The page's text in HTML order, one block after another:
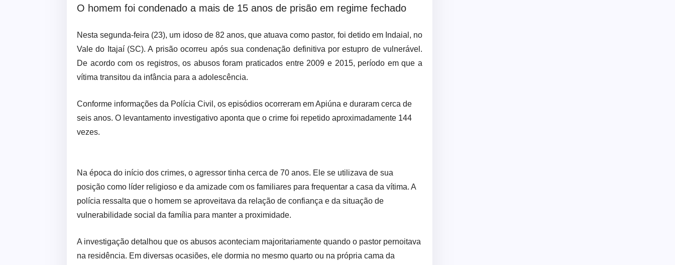
O homem foi condenado a mais de 15 anos de prisão em regime fechado
Nesta segunda-feira (23), um idoso de 82 anos, que atuava como pastor, foi detido em Indaial, no
Vale do Itajaí (SC). A prisão ocorreu após sua condenação definitiva por estupro de vulnerável.
De acordo com os registros, os abusos foram praticados entre 2009 e 2015, período em que a
vítima transitou da infância para a adolescência.
Conforme informações da Polícia Civil, os episódios ocorreram em Apiúna e duraram cerca de
seis anos. O levantamento investigativo aponta que o crime foi repetido aproximadamente 144
vezes.
Na época do início dos crimes, o agressor tinha cerca de 70 anos. Ele se utilizava de sua
posição como líder religioso e da amizade com os familiares para frequentar a casa da vítima. A
polícia ressalta que o homem se aproveitava da relação de confiança e da situação de
vulnerabilidade social da família para manter a proximidade.
A investigação detalhou que os abusos aconteciam majoritariamente quando o pastor pernoitava
na residência. Em diversas ocasiões, ele dormia no mesmo quarto ou na própria cama da